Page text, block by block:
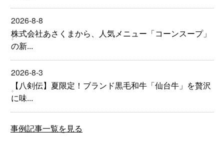
2026-8-8
株式会社あさくまから、人気メニュー「コーンスープ」
の新...
2026-8-3
【八剣伝】夏限定！ブランド黒毛和牛「仙台牛」を贅沢
に味...
事例記事一覧を見る